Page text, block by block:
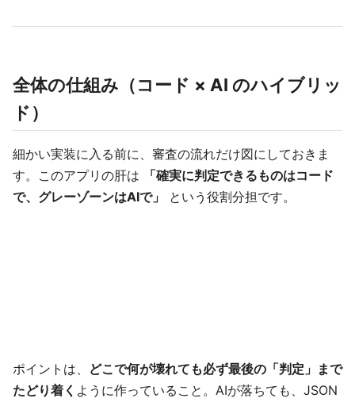
全体の仕組み（コード × AI のハイブリッ
ド）
細かい実装に入る前に、審査の流れだけ図にしておきま
す。このアプリの肝は
「確実に判定できるものはコード
で、グレーゾーンはAIで」
という役割分担です。
ポイントは、 どこで何が壊れても必ず最後の「判定」まで
たどり着く ように作っていること。AIが落ちても、JSON